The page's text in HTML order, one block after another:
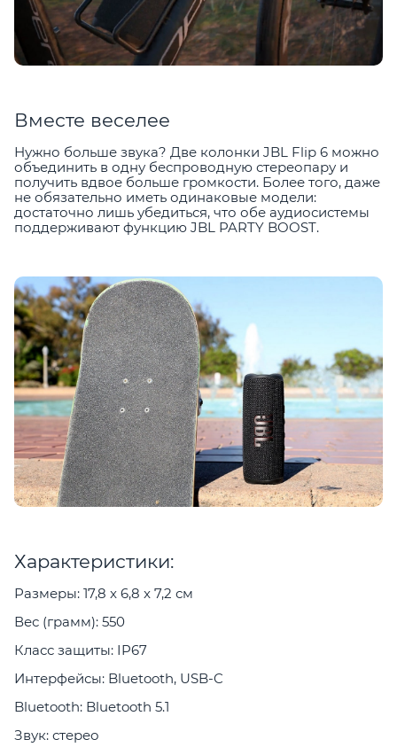
Вместе веселее
Нужно больше звука? Две колонки JBL Flip 6 можно
объединить в одну беспроводную стереопару и
получить вдвое больше громкости. Более того, даже
не обязательно иметь одинаковые модели:
достаточно лишь убедиться, что обе аудиосистемы
поддерживают функцию JBL PARTY BOOST.
Характеристики:
Размеры: 17,8 x 6,8 x 7,2 см
Вес (грамм): 550
Класс защиты: IP67
Интерфейсы: Bluetooth, USB-C
Bluetooth: Bluetooth 5.1
Звук: стерео